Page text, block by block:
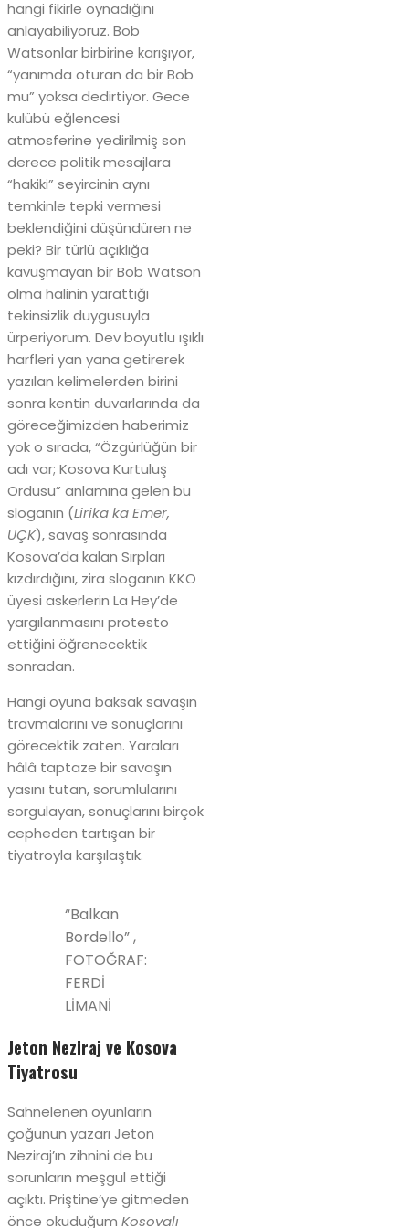
hangi fikirle oynadığını
anlayabiliyoruz. Bob
Watsonlar birbirine karışıyor,
“yanımda oturan da bir Bob
mu” yoksa dedirtiyor. Gece
kulübü eğlencesi
atmosferine yedirilmiş son
derece politik mesajlara
“hakiki” seyircinin aynı
temkinle tepki vermesi
beklendiğini düşündüren ne
peki? Bir türlü açıklığa
kavuşmayan bir Bob Watson
olma halinin yarattığı
tekinsizlik duygusuyla
ürperiyorum. Dev boyutlu ışıklı
harfleri yan yana getirerek
yazılan kelimelerden birini
sonra kentin duvarlarında da
göreceğimizden haberimiz
yok o sırada, “Özgürlüğün bir
adı var; Kosova Kurtuluş
Ordusu” anlamına gelen bu
sloganın (Lirika ka Emer,
UÇK), savaş sonrasında
Kosova’da kalan Sırpları
kızdırdığını, zira sloganın KKO
üyesi askerlerin La Hey’de
yargılanmasını protesto
ettiğini öğrenecektik
sonradan.
Hangi oyuna baksak savaşın
travmalarını ve sonuçlarını
görecektik zaten. Yaraları
hâlâ taptaze bir savaşın
yasını tutan, sorumlularını
sorgulayan, sonuçlarını birçok
cepheden tartışan bir
tiyatroyla karşılaştık.
“Balkan
Bordello” ,
FOTOĞRAF:
FERDİ
LİMANİ
Jeton Neziraj ve Kosova
Tiyatrosu
Sahnelenen oyunların
çoğunun yazarı Jeton
Neziraj’ın zihnini de bu
sorunların meşgul ettiği
açıktı. Priştine’ye gitmeden
önce okuduğum Kosovalı